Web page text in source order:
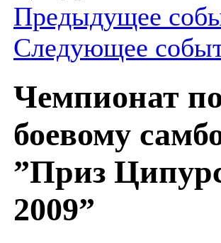
Предыдущее
Следующее
Чемпионат
боевому
”Приз
2009”